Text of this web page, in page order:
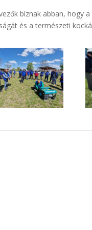
bíznak abban, hogy
és a természeti